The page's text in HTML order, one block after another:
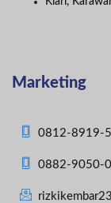
Marketing
0812-8919-
0882-9050-